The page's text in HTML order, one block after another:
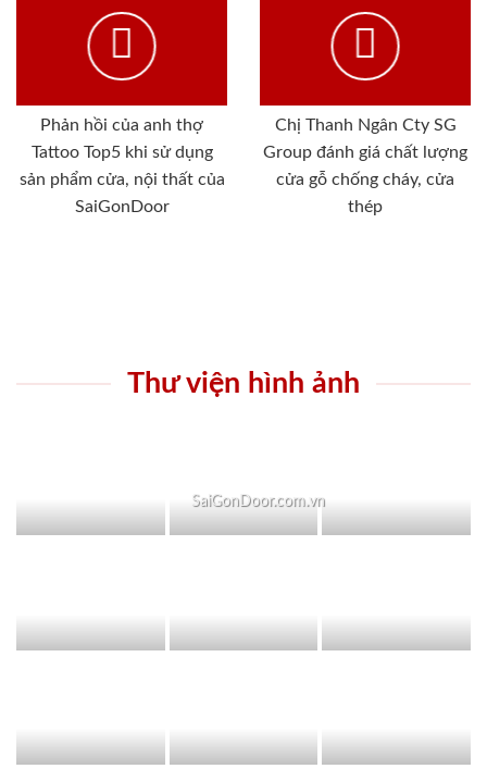
Phản hồi của anh thợ
Tattoo Top5 khi sử dụng
sản phẩm cửa, nội thất của
SaiGonDoor
Chị Thanh Ngân Cty SG
Group đánh giá chất lượng
cửa gỗ chống cháy, cửa
thép
Thư viện hình ảnh
SaiGonDoor.com.vn